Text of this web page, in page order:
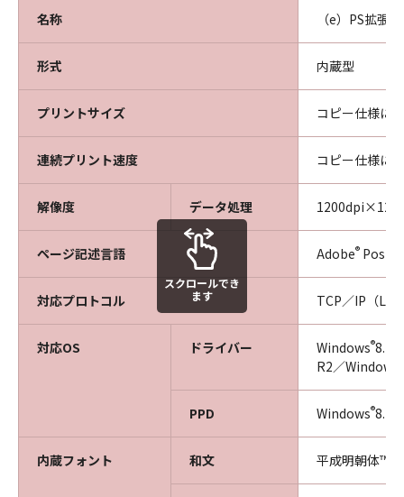
名称 （e）PS拡張
形式 内蔵型
プリントサイズ コピー仕様に
連続プリント速度 コピー仕様に
解像度 データ処理
ページ記述言語 Adobe®
対応プロトコル TCP／IP（
対応OS ドライバー Windows®8.1
R2／Windows
PPD Windows®8.1
内蔵フォント 和文 平成明朝体
スクロールでき
ます